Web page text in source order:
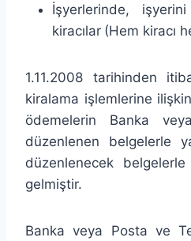
İşyerlerinde,
kiracılar (Hem kiracı
1.11.2008 tarihinden
kiralama işlemlerine
ödemelerin Banka
düzenlenen belgelerle
düzenlenecek
gelmiştir.
Banka veya Posta ve